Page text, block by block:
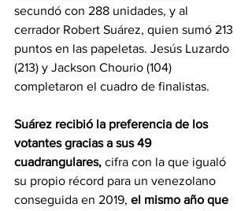
secundó con 288 unidades, y al
cerrador Robert Suárez, quien sumó 213
puntos en las papeletas. Jesús Luzardo
(213) y Jackson Chourio (104)
completaron el cuadro de finalistas.
Suárez recibió la preferencia de los
votantes gracias a sus 49
cuadrangulares, cifra con la que igualó
su propio récord para un venezolano
conseguida en 2019, el mismo año que